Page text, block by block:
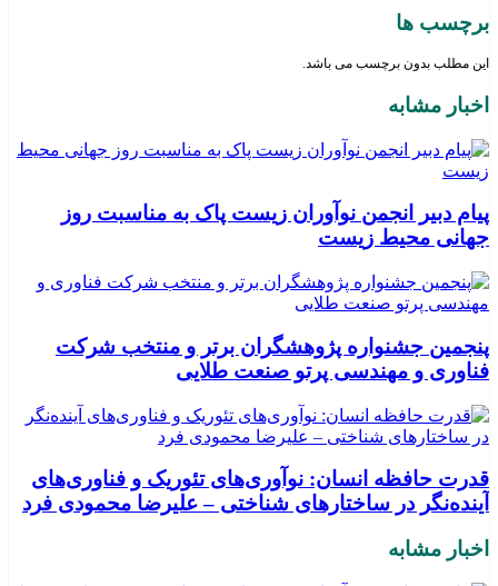
برچسب ها
این مطلب بدون برچسب می باشد.
اخبار مشابه
پیام دبیر انجمن نوآوران زیست پاک به مناسبت روز
جهانی محیط زیست
پنجمین جشنواره پژوهشگران برتر و منتخب شرکت
فناوری و مهندسی پرتو صنعت طلایی
قدرت حافظه انسان: نوآوری‌های تئوریک و فناوری‌های
آینده‌نگر در ساختارهای شناختی – علیرضا محمودی فرد
اخبار مشابه